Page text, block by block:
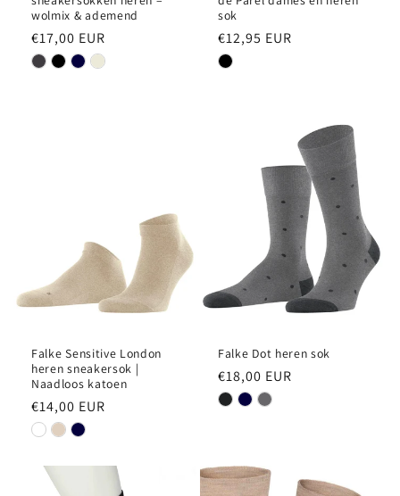
wolmix & ademend
Normale
prijs
€17,00 EUR
sok
Normale
prijs
€12,95 EUR
Falke Sensitive London
heren sneakersok |
Naadloos katoen
Normale
prijs
€14,00 EUR
Falke Dot heren sok
Normale
prijs
€18,00 EUR